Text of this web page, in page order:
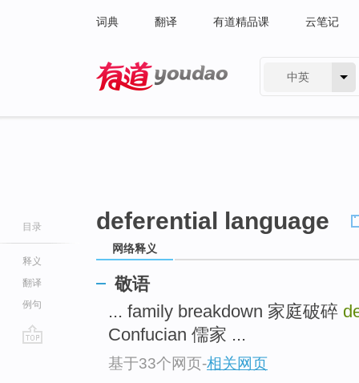
词典 翻译 有道精品课 云笔记
中英
目录
释义
翻译
例句
deferential language
网络释义
敬语
... family breakdown 家庭破碎
Confucian 儒家 ...
基于33个网页-相关网页